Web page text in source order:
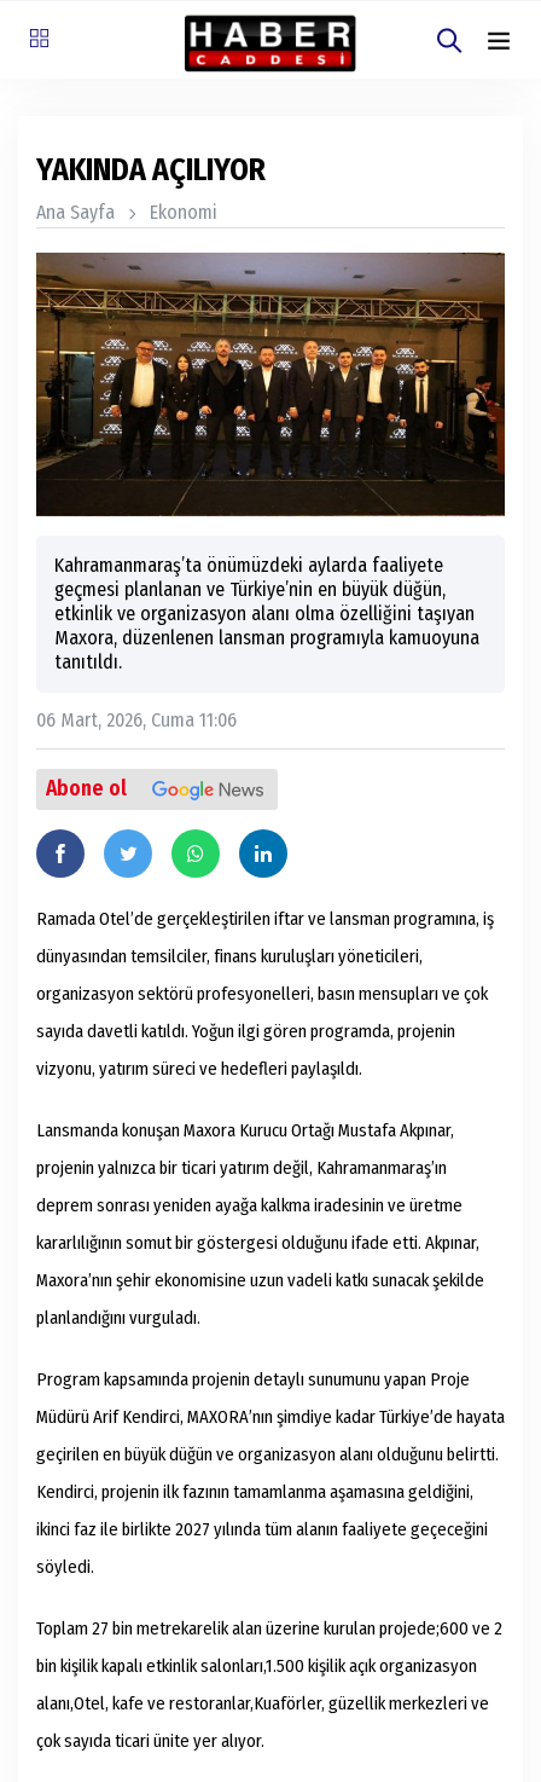
YAKINDA AÇILIYOR
Ana Sayfa Ekonomi
Kahramanmaraş’ta önümüzdeki aylarda faaliyete
geçmesi planlanan ve Türkiye’nin en büyük düğün,
etkinlik ve organizasyon alanı olma özelliğini taşıyan
Maxora, düzenlenen lansman programıyla kamuoyuna
tanıtıldı.
06 Mart, 2026, Cuma 11:06
Abone ol
Ramada Otel’de gerçekleştirilen iftar ve lansman programına, iş
dünyasından temsilciler, finans kuruluşları yöneticileri,
organizasyon sektörü profesyonelleri, basın mensupları ve çok
sayıda davetli katıldı. Yoğun ilgi gören programda, projenin
vizyonu, yatırım süreci ve hedefleri paylaşıldı.
Lansmanda konuşan Maxora Kurucu Ortağı Mustafa Akpınar,
projenin yalnızca bir ticari yatırım değil, Kahramanmaraş’ın
deprem sonrası yeniden ayağa kalkma iradesinin ve üretme
kararlılığının somut bir göstergesi olduğunu ifade etti. Akpınar,
Maxora’nın şehir ekonomisine uzun vadeli katkı sunacak şekilde
planlandığını vurguladı.
Program kapsamında projenin detaylı sunumunu yapan Proje
Müdürü Arif Kendirci, MAXORA’nın şimdiye kadar Türkiye’de hayata
geçirilen en büyük düğün ve organizasyon alanı olduğunu belirtti.
Kendirci, projenin ilk fazının tamamlanma aşamasına geldiğini,
ikinci faz ile birlikte 2027 yılında tüm alanın faaliyete geçeceğini
söyledi.
Toplam 27 bin metrekarelik alan üzerine kurulan projede;600 ve 2
bin kişilik kapalı etkinlik salonları,1.500 kişilik açık organizasyon
alanı,Otel, kafe ve restoranlar,Kuaförler, güzellik merkezleri ve
çok sayıda ticari ünite yer alıyor.